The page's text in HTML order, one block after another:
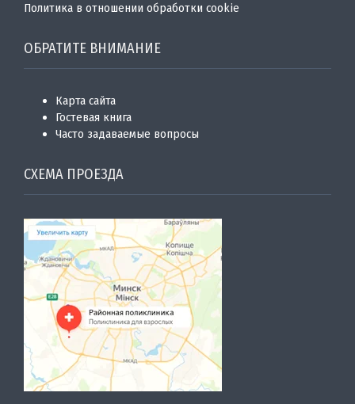
Политика в отношении обработки cookie
ОБРАТИТЕ ВНИМАНИЕ
Карта сайта
Гостевая книга
Часто задаваемые вопросы
СХЕМА ПРОЕЗДА